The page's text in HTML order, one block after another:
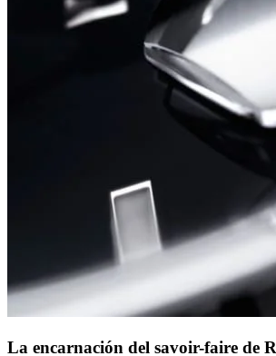
La encarnación del savoir-faire de